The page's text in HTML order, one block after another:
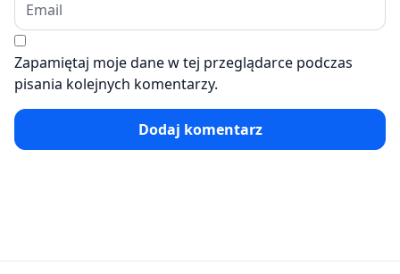
Zapamiętaj moje dane w tej przeglądarce podczas
pisania kolejnych komentarzy.
Dodaj komentarz